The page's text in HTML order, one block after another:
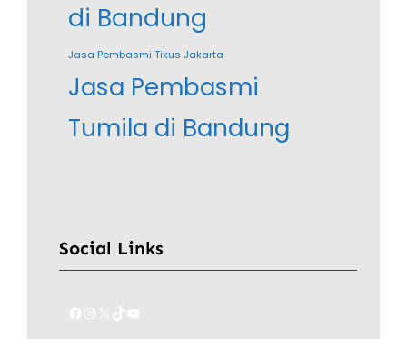
di Bandung
Jasa Pembasmi Tikus Jakarta
Jasa Pembasmi
Tumila di Bandung
Social Links
Facebook Instagram TikTok YouTube